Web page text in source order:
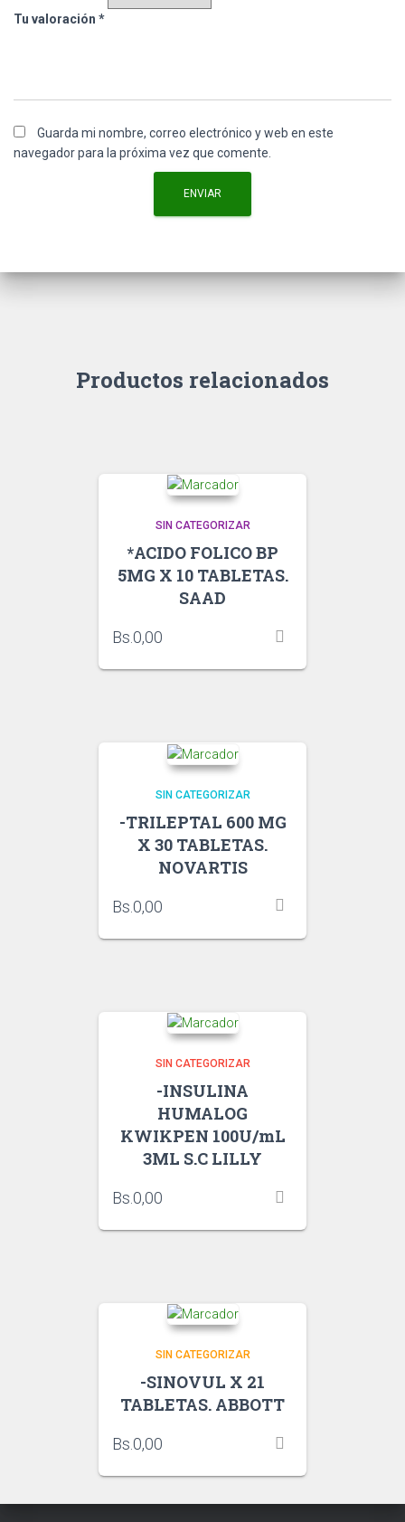
Tu valoración *
Guarda mi nombre, correo electrónico y web en este
navegador para la próxima vez que comente.
Productos relacionados
SIN CATEGORIZAR
*ACIDO FOLICO BP
5MG X 10 TABLETAS.
SAAD
Bs.0,00
SIN CATEGORIZAR
-TRILEPTAL 600 MG
X 30 TABLETAS.
NOVARTIS
Bs. 0,00
SIN CATEGORIZAR
-INSULINA
HUMALOG
KWIKPEN 100U/mL
3ML S.C LILLY
Bs. 0,00
SIN CATEGORIZAR
-SINOVUL X 21
TABLETAS. ABBOTT
Bs. 0,00